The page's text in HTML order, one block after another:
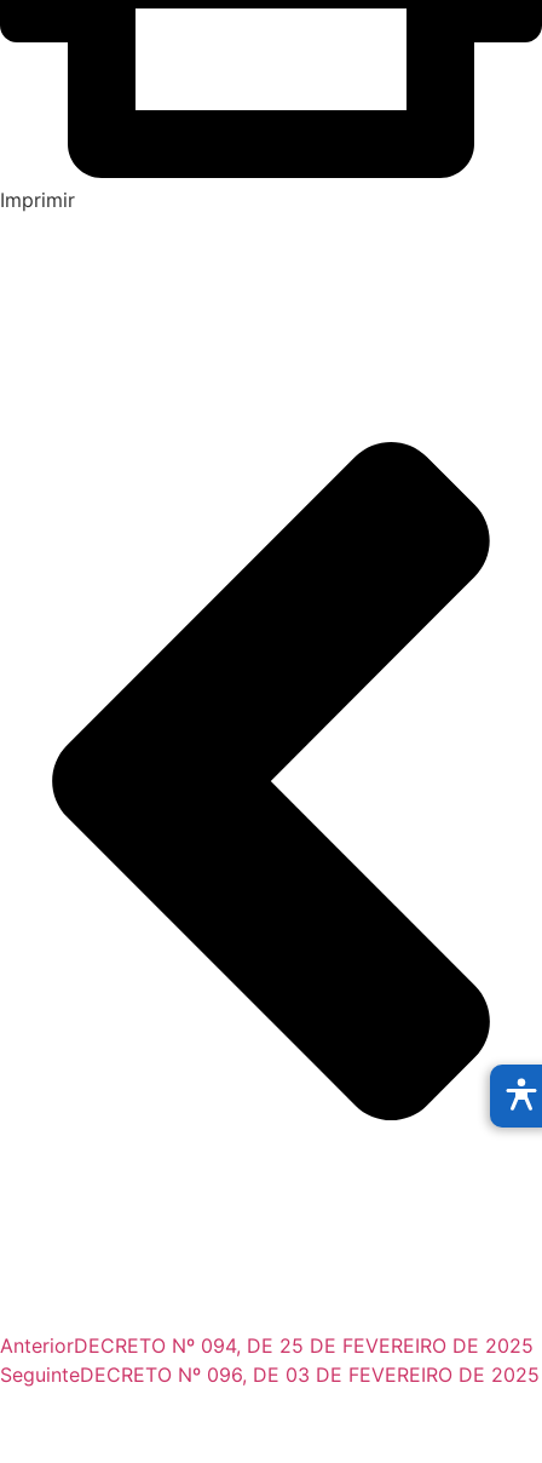
Imprimir
AnteriorDECRETO Nº 094, DE 25 DE FEVEREIRO DE 2025
SeguinteDECRETO Nº 096, DE 03 DE FEVEREIRO DE 2025